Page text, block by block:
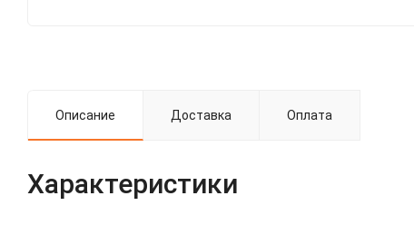
Описание Доставка Оплата
Характеристики